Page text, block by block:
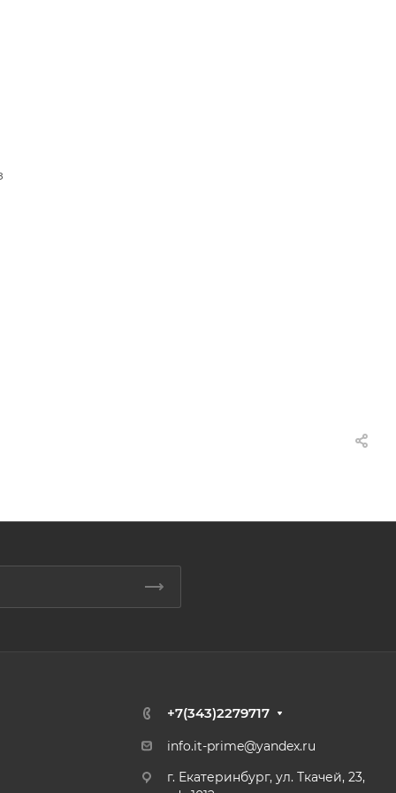
+7(343)2279717
info.it-prime@yandex.ru
г. Екатеринбург, ул. Ткачей, 23,